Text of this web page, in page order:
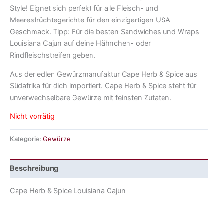
Style! Eignet sich perfekt für alle Fleisch- und
Meeresfrüchtegerichte für den einzigartigen USA-
Geschmack. Tipp: Für die besten Sandwiches und Wraps
Louisiana Cajun auf deine Hähnchen- oder
Rindfleischstreifen geben.
Aus der edlen Gewürzmanufaktur Cape Herb & Spice aus
Südafrika für dich importiert. Cape Herb & Spice steht für
unverwechselbare Gewürze mit feinsten Zutaten.
Nicht vorrätig
Kategorie: Gewürze
Beschreibung
Cape Herb & Spice Louisiana Cajun